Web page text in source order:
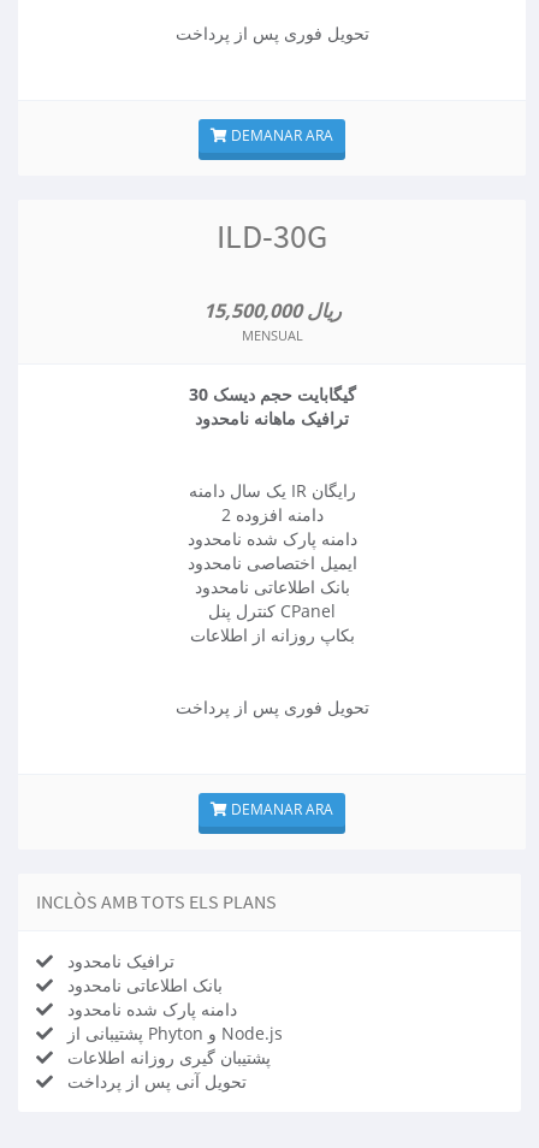
تحویل فوری پس از پرداخت
DEMANAR ARA
ILD-30G
15,500,000 ریال
MENSUAL
30 گیگابایت حجم دیسک
ترافیک ماهانه نامحدود
یک سال دامنه IR رایگان
2 دامنه افزوده
دامنه پارک شده نامحدود
ایمیل اختصاصی نامحدود
بانک اطلاعاتی نامحدود
کنترل پنل CPanel
بکاپ روزانه از اطلاعات
تحویل فوری پس از پرداخت
DEMANAR ARA
INCLÒS AMB TOTS ELS PLANS
ترافیک نامحدود
بانک اطلاعاتی نامحدود
دامنه پارک شده نامحدود
پشتیبانی از Phyton و Node.js
پشتیبان گیری روزانه اطلاعات
تحویل آنی پس از پرداخت